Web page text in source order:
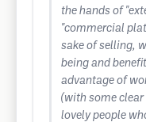
the hands of
"commercial
sake of selling,
being and
advantage of
(with some
lovely people